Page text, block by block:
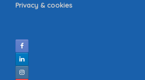
Privacy & cookies